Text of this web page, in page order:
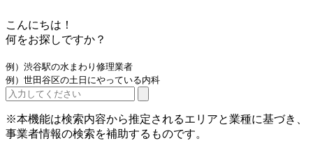
こんにちは！
何をお探しですか？
例）渋谷駅の水まわり修理業者
例）世田谷区の土日にやっている内科
※本機能は検索内容から推定されるエリアと業種に基づき、
事業者情報の検索を補助するものです。